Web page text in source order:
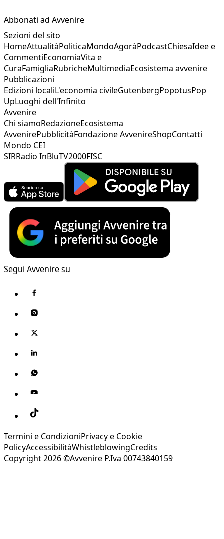
Abbonati ad Avvenire
Sezioni del sito
HomeAttualitàPoliticaMondoAgoràPodcastChiesaIdee e
CommentiEconomiaVita e
CuraFamigliaRubricheMultimediaEcosistema avvenire
Pubblicazioni
Edizioni localiL'economia civileGutenbergPopotusPop
UpLuoghi dell'Infinito
Avvenire
Chi siamoRedazioneEcosistema
AvvenirePubblicitàFondazione AvvenireShopContatti
Mondo CEI
SIRRadio InBluTV2000FISC
Segui Avvenire su
Termini e CondizioniPrivacy e Cookie
PolicyAccessibilitàWhistleblowingCredits
Copyright 2026 ©Avvenire P.Iva 00743840159